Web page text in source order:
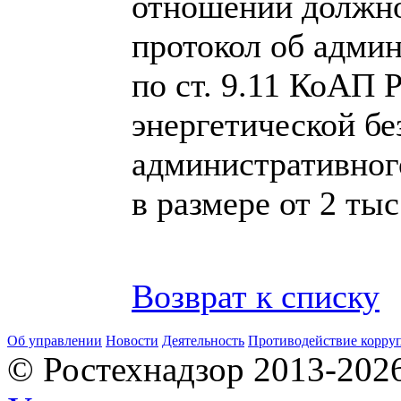
протокол об
по ст. 9.11 КоАП
энергетической
в размере от 2
Возврат к списку
Об управлении Новости Деятельность Противодействие
© Ростехнадзор 2013-